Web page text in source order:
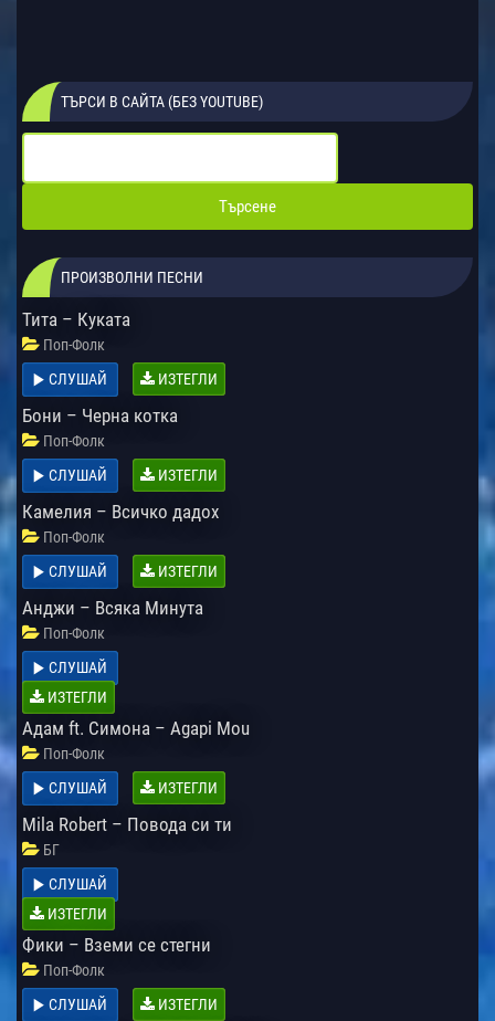
ТЪРСИ В САЙТА (БЕЗ YOUTUBE)
ПРОИЗВОЛНИ ПЕСНИ
Тита – Куката
Поп-Фолк
СЛУШАЙ
ИЗТЕГЛИ
Бони – Черна котка
Поп-Фолк
СЛУШАЙ
ИЗТЕГЛИ
Камелия – Всичко дадох
Поп-Фолк
СЛУШАЙ
ИЗТЕГЛИ
Анджи – Всяка Минута
Поп-Фолк
СЛУШАЙ
ИЗТЕГЛИ
Адам ft. Симона – Agapi Mou
Поп-Фолк
СЛУШАЙ
ИЗТЕГЛИ
Mila Robert – Повода си ти
БГ
СЛУШАЙ
ИЗТЕГЛИ
Фики – Вземи се стегни
Поп-Фолк
СЛУШАЙ
ИЗТЕГЛИ